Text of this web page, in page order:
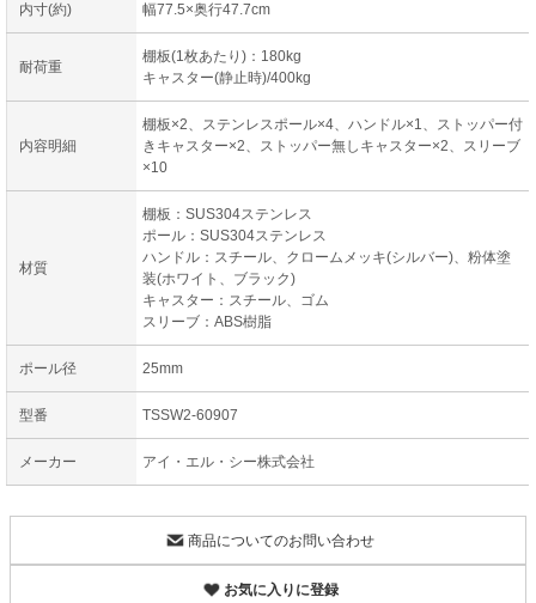
内寸(約) 幅77.5×奥行47.7cm
耐荷重
棚板(1枚あたり)：180kg
キャスター(静止時)/400kg
内容明細
棚板×2、ステンレスポール×4、ハンドル×1、ストッパー付
きキャスター×2、ストッパー無しキャスター×2、スリーブ
×10
材質
棚板：SUS304ステンレス
ポール：SUS304ステンレス
ハンドル：スチール、クロームメッキ(シルバー)、粉体塗
装(ホワイト、ブラック)
キャスター：スチール、ゴム
スリーブ：ABS樹脂
ポール径 25mm
型番 TSSW2-60907
メーカー アイ・エル・シー株式会社
商品についてのお問い合わせ
お気に入りに登録